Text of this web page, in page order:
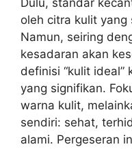
Dulu, standar
oleh citra kulit
Namun, seiring
kesadaran akan
definisi “kulit ideal”
yang signifikan.
warna kulit,
sendiri: sehat,
alami. Pergeseran